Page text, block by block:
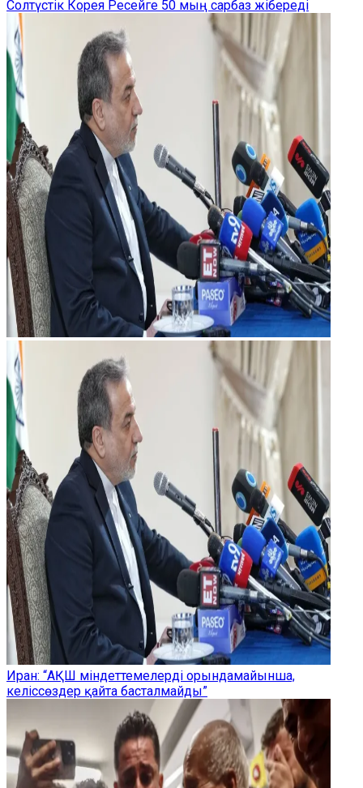
Солтүстік Корея Ресейге 50 мың сарбаз жібереді
Иран: “АҚШ міндеттемелерді орындамайынша,
келіссөздер қайта басталмайды”